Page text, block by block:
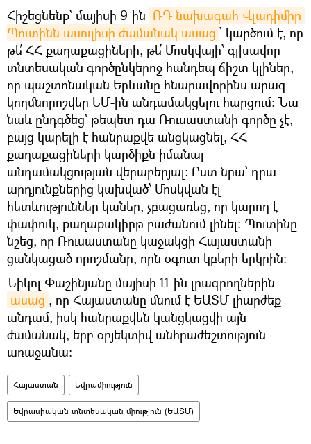
Հիշեցնենք` մայիսի 9-ին ՌԴ նախագահ Վլադիմիր
Պուտինն ասուլիսի ժամանակ ասաց ՝ կարծում է, որ
թե՛ ՀՀ քաղաքացիների, թե՛ Մոսկվայի՝ գլխավոր
տնտեսական գործընկերոջ հանդեպ ճիշտ կլիներ,
որ պաշտոնական Երևանը հնարավորինս արագ
կողմնորոշվեր ԵՄ-ին անդամակցելու հարցում։ Նա
նաև ընդգծեց՝ թեպետ դա Ռուսաստանի գործը չէ,
բայց կարելի է հանրաքվե անցկացնել, ՀՀ
քաղաքացիների կարծիքն իմանալ
անդամակցության վերաբերյալ։ Ըստ նրա՝ դրա
արդյունքներից կախված՝ Մոսկվան էլ
հետևություններ կաներ, չբացառեց, որ կարող է
փափուկ, քաղաքակիրթ բաժանում լինել։ Պուտինը
նշեց, որ Ռուսաստանը կաջակցի Հայաստանի
ցանկացած որոշմանը, որն օգուտ կբերի երկրին։
Նիկոլ Փաշինյանը մայիսի 11-ին լրագրողներին
ասաց , որ Հայաստանը մնում է ԵԱՏՄ լիարժեք
անդամ, իսկ հանրաքվեն կանցկացվի այն
ժամանակ, երբ օբյեկտիվ անհրաժեշտություն
առաջանա:
Հայաստան Եվրամիություն
Եվրասիական տնտեսական միություն (ԵԱՏՄ)